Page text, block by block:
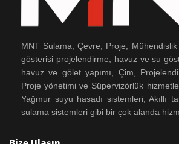
MNT Sulama, Çevre, Proje,
gösterisi projelendirme, havuz ve su
havuz ve gölet yapımı, Çim,
Proje yönetimi ve Süpervizörlük
Yağmur suyu hasadı sistemleri, Akıllı
sulama sistemleri gibi bir çok alanda